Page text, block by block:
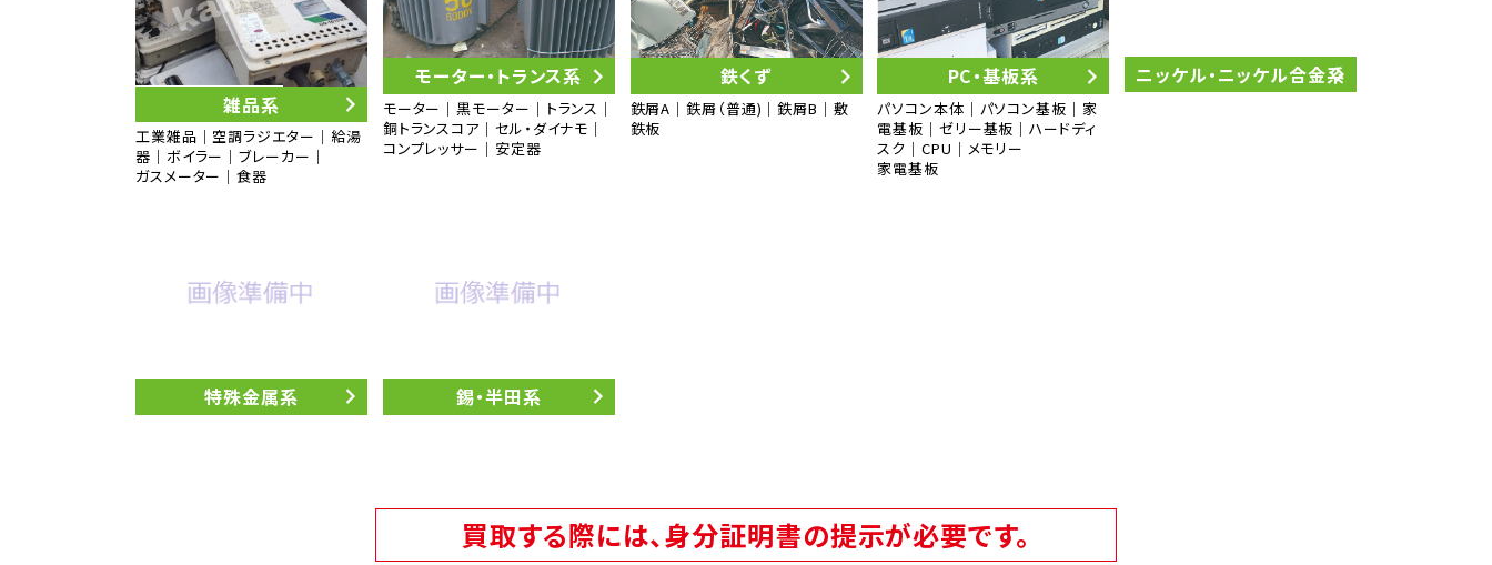
雑品系
工業雑品｜空調ラジエター｜給湯
器｜ボイラー｜ブレーカー｜
ガスメーター｜食器
モーター・トランス系
モーター｜黒モーター｜トランス｜
銅トランスコア｜セル・ダイナモ｜
コンプレッサー｜安定器
鉄くず
鉄屑A｜鉄屑（普通)｜鉄屑B｜敷
鉄板
PC・基板系
パソコン本体｜パソコン基板｜家
電基板｜ゼリー基板｜ハードディ
スク｜CPU｜メモリー
家電基板
ニッケル・ニッケル合金系
特殊金属系 錫・半田系
買取する際には、身分証明書の提示が必要です。